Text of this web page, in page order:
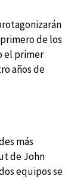
de los
el primer
años de
más
de John
equipos se